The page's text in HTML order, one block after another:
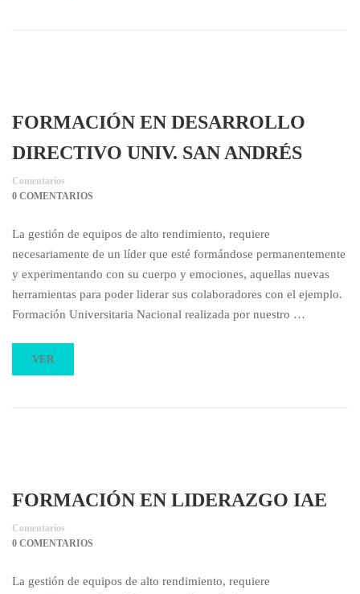
FORMACIÓN EN DESARROLLO
DIRECTIVO UNIV. SAN ANDRÉS
Comentarios
0 COMENTARIOS
La gestión de equipos de alto rendimiento, requiere
necesariamente de un líder que esté formándose permanentemente
y experimentando con su cuerpo y emociones, aquellas nuevas
herramientas para poder liderar sus colaboradores con el ejemplo.
Formación Universitaria Nacional realizada por nuestro …
VER
FORMACIÓN EN LIDERAZGO IAE
Comentarios
0 COMENTARIOS
La gestión de equipos de alto rendimiento, requiere